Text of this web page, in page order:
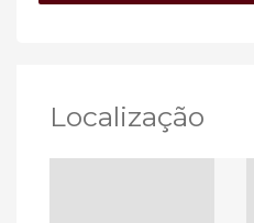
Localização